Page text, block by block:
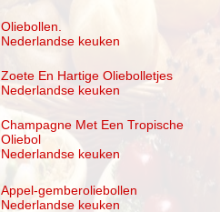
Oliebollen.
Nederlandse keuken
Zoete En Hartige Oliebolletjes
Nederlandse keuken
Champagne Met Een Tropische
Oliebol
Nederlandse keuken
Appel-gemberoliebollen
Nederlandse keuken